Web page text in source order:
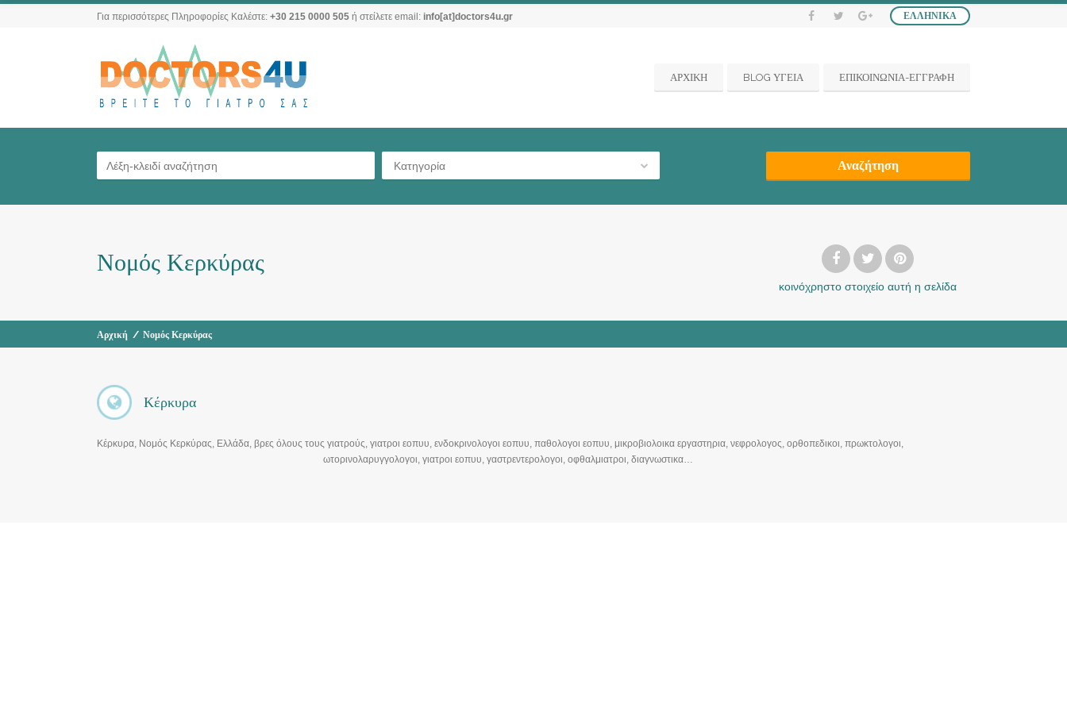
ΕΛΛΗΝΙΚΆ
Για περισσότερες Πληροφορίες Καλέστε: +30 215 0000 505 ή στείλετε email: info[at]doctors4u.gr
ΑΡΧΙΚΗ BLOG ΥΓΕΙΑ ΕΠΙΚΟΙΝΩΝΙΑ-ΕΓΓΡΑΦΗ
Κατηγορία Αναζήτηση
Νομός Κερκύρας
κοινόχρηστο στοιχείο αυτή η σελίδα
Αρχική / Νομός Κερκύρας
Κέρκυρα
Κέρκυρα, Νομός Κερκύρας, Ελλάδα, βρες όλους τους γιατρούς, γιατροι εοπυυ, ενδοκρινολογοι εοπυυ, παθολογοι εοπυυ, μικροβιολοικα εργαστηρια, νεφρολογος, ορθοπεδικοι, πρωκτολογοι,
ωτορινολαρυγγολογοι, γιατροι εοπυυ, γαστρεντερολογοι, οφθαλμιατροι, διαγνωστικα…